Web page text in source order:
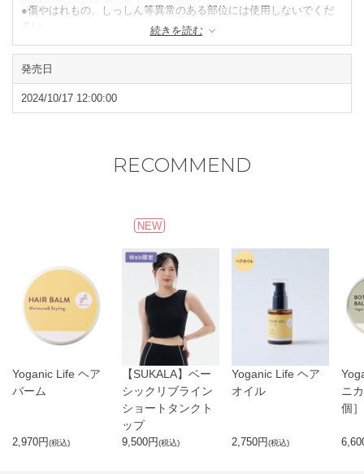
●傷やはれもの、しっしん等異常のある部位には使用しないでくだ
い。
●直射日光のあたる場所や、極端に高温や低温の場所を避けて乳幼
児の手の届かないところに保管し、ご使用後はしっかりとキャップ
をしめてください。
続きを読む
閉じる
発売日
2024/10/17 12:00:00
RECOMMEND
Yoganic Life ヘア
バーム
2,970円(税込)
NEW
【SUKALA】ベー
シックリブライン
ショートタンクト
ップ
9,500円(税込)
Yoganic Life ヘア
オイル
2,750円(税込)
ニ
個］